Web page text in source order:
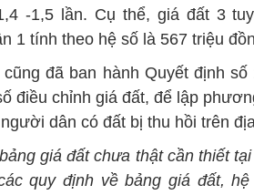
-1,5 lần. Cụ thể, giá đất 3
1 tính theo hệ số là 567 triệu
đã ban hành Quyết định
điều chỉnh giá đất, để lập
dân có đất bị thu hồi trên
giá đất chưa thật cần thiết
quy định về bảng giá đất,